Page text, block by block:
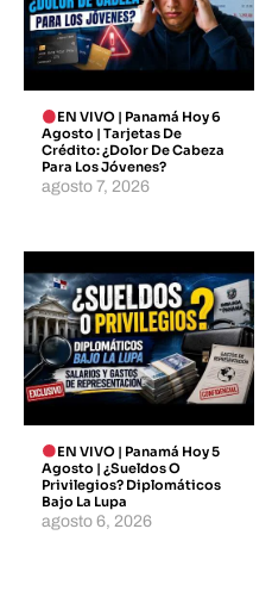
EN VIVO | Panamá Hoy 6
Agosto | Tarjetas De
Crédito: ¿dolor De Cabeza
Para Los Jóvenes?
agosto 7, 2026
EN VIVO | Panamá Hoy 5
Agosto | ¿Sueldos O
Privilegios? Diplomáticos
Bajo La Lupa
agosto 6, 2026